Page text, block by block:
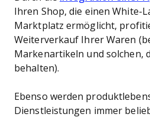
Ihren Shop, die einen White-
Marktplatz ermöglicht,
Weiterverkauf Ihrer Waren
Markenartikeln und solchen,
behalten).
Ebenso werden
Dienstleistungen immer